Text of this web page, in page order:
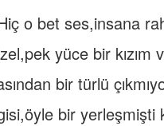
o bet ses,insana
yüce bir
bir türlü
bir yerleşmişti